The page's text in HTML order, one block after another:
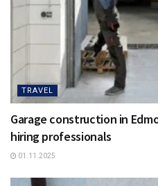
TRAVEL
Garage construction in
hiring professionals
01.11.2025